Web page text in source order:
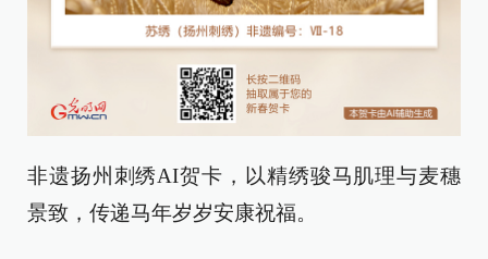
非遗扬州刺绣AI贺卡，以精绣骏马肌理与麦穗
景致，传递马年岁岁安康祝福。